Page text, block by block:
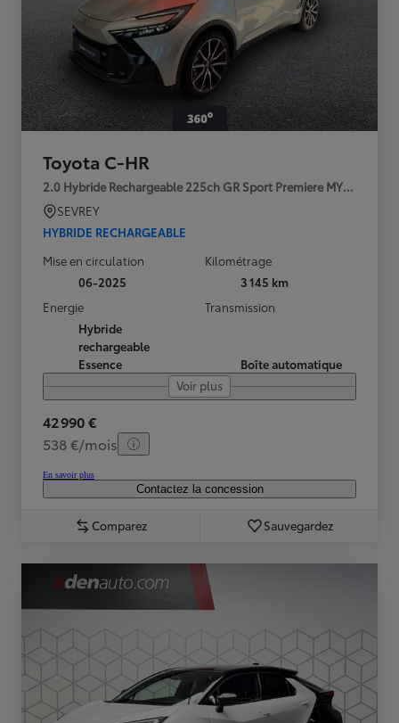
Toyota C-HR
2.0 Hybride Rechargeable 225ch GR Sport Premiere MY25
SEVREY
HYBRIDE RECHARGEABLE
Mise en circulation
06-2025
Kilométrage
3 145 km
Energie
Hybride
rechargeable
Essence
Transmission
Boîte automatique
Voir plus
42 990 €
538 €/mois
En savoir plus
Contactez la concession
Comparez Sauvegardez